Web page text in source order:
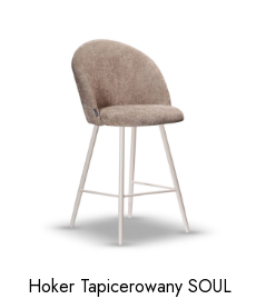
Hoker Tapicerowany SOUL